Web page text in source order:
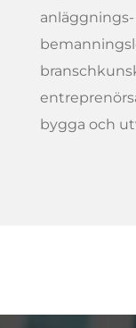
bygga och